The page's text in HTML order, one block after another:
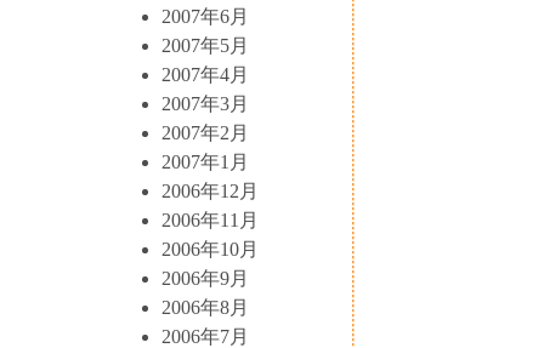
2007年6月
2007年5月
2007年4月
2007年3月
2007年2月
2007年1月
2006年12月
2006年11月
2006年10月
2006年9月
2006年8月
2006年7月